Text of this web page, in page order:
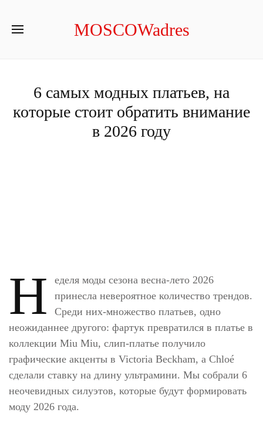
MOSCOWadres
6 самых модных платьев, на
которые стоит обратить внимание
в 2026 году
Н
еделя моды сезона весна-лето 2026
принесла невероятное количество трендов.
Среди них-множество платьев, одно
неожиданнее другого: фартук превратился в платье в
коллекции Miu Miu, слип-платье получило
графические акценты в Victoria Beckham, а Chloé
сделали ставку на длину ультрамини. Мы собрали 6
неочевидных силуэтов, которые будут формировать
моду 2026 года.